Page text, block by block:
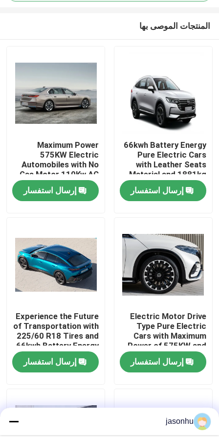
منزل
المنتجات
جولة في المعمل
ضبط الجودة
طلب اقتباس
السيارات المستعملة
سيارات كهربائية كبيرة
المنتجات الموصى بها
66kwh Battery Energy
Pure Electric Cars
with Leather Seats
Material and 1881kg
Kerb Weight
إرسال استفسار
Maximum Power
575KW Electric
Automobiles with No
Gas Motor 110Kw AC
Synchrounous Electric
Motorإرسال استفسار
Electric Motor Drive
Type Pure Electric
Cars with Maximum
Power of 575KW and
Kerb Weight of
1881kgإرسال استفسار
Experience the Future
of Transportation with
225/60 R18 Tires and
66kwh Battery Energy
Zero Emission Cars
إرسال استفسار
jasonhu